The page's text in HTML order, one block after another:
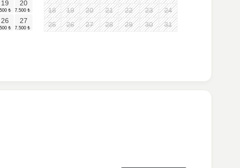
19 20
26 27
18
19 20 21 22 23
24
25
26 27 28 29 30 31